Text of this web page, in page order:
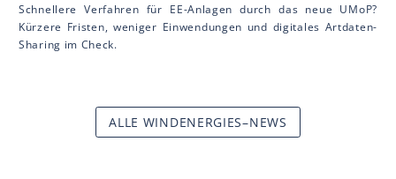
Schnellere Verfahren für EE-Anlagen durch das neue UMoP?
Kürzere Fristen, weniger Einwendungen und digitales Artdaten-
Sharing im Check.
ALLE WINDENERGIES–NEWS